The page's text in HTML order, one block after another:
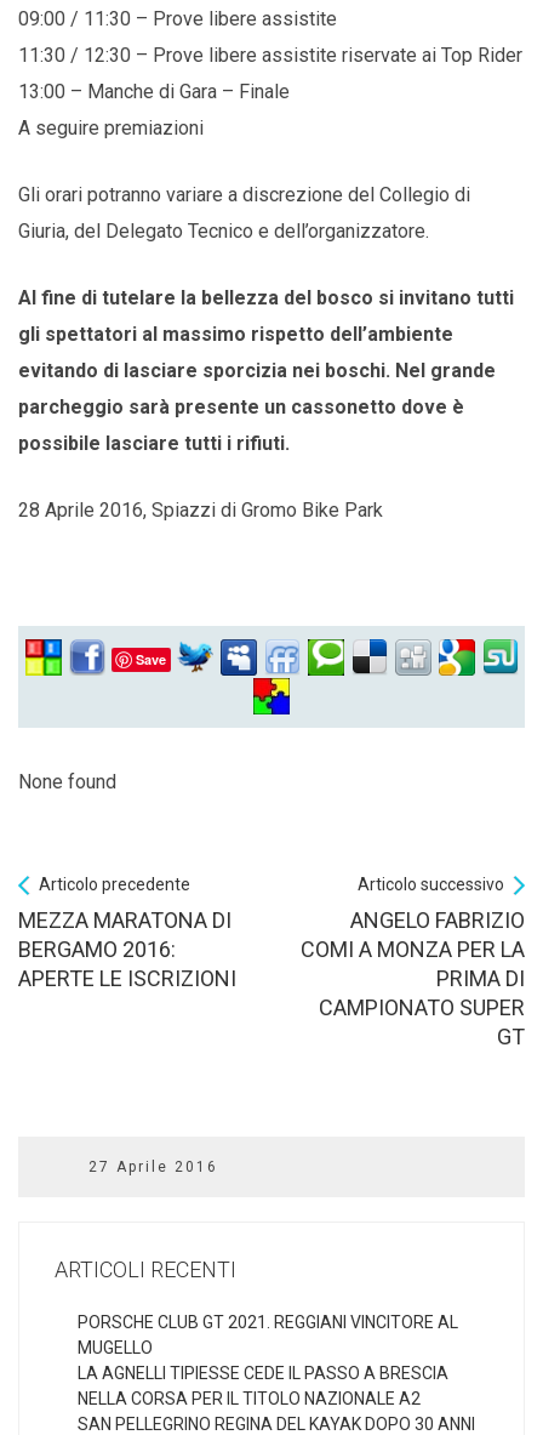
09:00 / 11:30 – Prove libere assistite
11:30 / 12:30 – Prove libere assistite riservate ai Top Rider
13:00 – Manche di Gara – Finale
A seguire premiazioni
Gli orari potranno variare a discrezione del Collegio di
Giuria, del Delegato Tecnico e dell’organizzatore.
Al fine di tutelare la bellezza del bosco si invitano tutti
gli spettatori al massimo rispetto dell’ambiente
evitando di lasciare sporcizia nei boschi. Nel grande
parcheggio sarà presente un cassonetto dove è
possibile lasciare tutti i rifiuti.
28 Aprile 2016, Spiazzi di Gromo Bike Park
Save
None found
Articolo precedente
MEZZA MARATONA DI
BERGAMO 2016:
APERTE LE ISCRIZIONI
Articolo successivo
ANGELO FABRIZIO
COMI A MONZA PER LA
PRIMA DI
CAMPIONATO SUPER
GT
27 Aprile 2016
ARTICOLI RECENTI
PORSCHE CLUB GT 2021. REGGIANI VINCITORE AL
MUGELLO
LA AGNELLI TIPIESSE CEDE IL PASSO A BRESCIA
NELLA CORSA PER IL TITOLO NAZIONALE A2
SAN PELLEGRINO REGINA DEL KAYAK DOPO 30 ANNI